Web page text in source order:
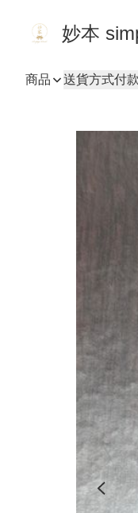
妙本
商品 送貨方式付